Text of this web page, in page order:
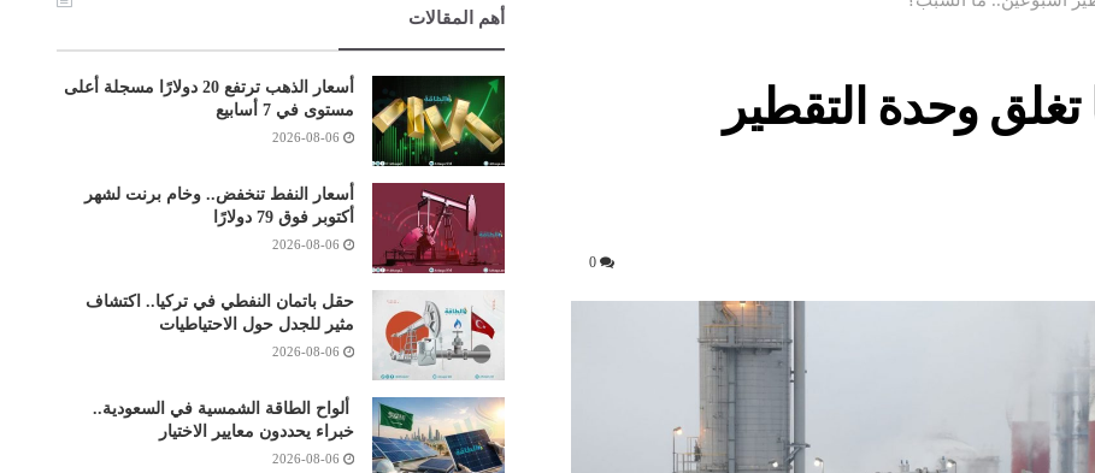
وحدة التقطير
0
أهم المقالات
أسعار الذهب ترتفع 20 دولارًا مسجلة أعلى
مستوى في 7 أسابيع
2026-08-06
أسعار النفط تنخفض.. وخام برنت لشهر
أكتوبر فوق 79 دولارًا
2026-08-06
حقل باتمان النفطي في تركيا.. اكتشاف
مثير للجدل حول الاحتياطيات
2026-08-06
ألواح الطاقة الشمسية في السعودية..
خبراء يحددون معايير الاختيار
2026-08-06